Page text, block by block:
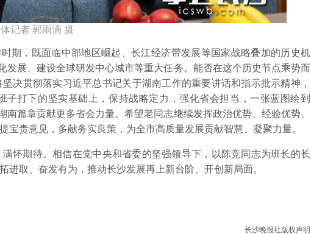
记者 郭雨滴 摄
期，既面临中部地区崛起、长江经济带发展等国家战略叠加的历史机
发展、建设全球研发中心城市等重大任务。能否在这个历史节点乘势而
决贯彻落实习近平总书记关于湖南工作的重要讲话和指示批示精神，
打下的坚实基础上，保持战略定力，强化省会担当，一张蓝图绘到
篇章贡献更多省会力量。希望老同志继续发挥政治优势、经验优势、
贵意见，多献务实良策，为全市高质量发展贡献智慧、凝聚力量。
怀期待。相信在党中央和省委的坚强领导下，以陈竞同志为班长的长
取、奋发有为，推动长沙发展再上新台阶、开创新局面。
长沙晚报社版权声明